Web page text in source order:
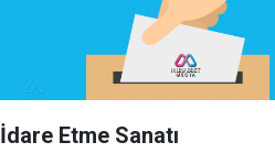
İdare Etme Sanatı